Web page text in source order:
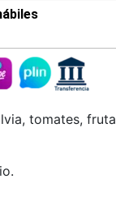
tomates, fruta